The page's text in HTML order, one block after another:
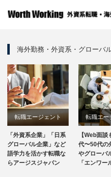
海外勤務・外資系・グローバ
転職エージェント
「外資系企業」「日系
グローバル企業」など
語学力を活かす転職な
らアージスジャパン
転職エー
【Web面
代〜50代の
やグローバ
「エンワー